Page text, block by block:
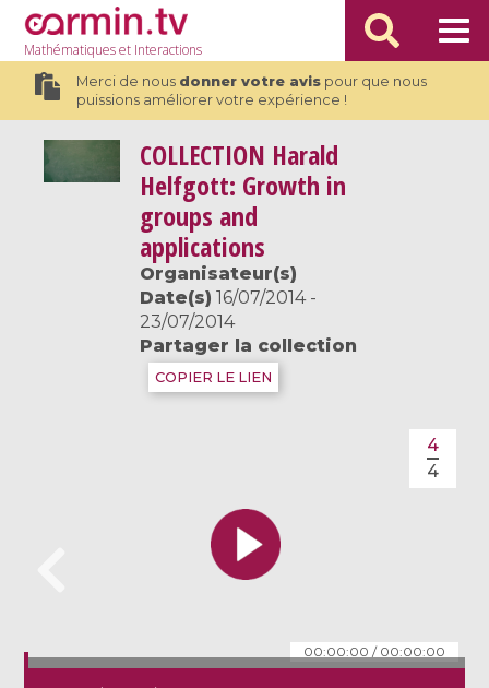
Mathématiqueset Interactions
Merci de nous donner votre avispour que nous
puissions améliorer votre expérience !
COLLECTION Harald
Helfgott: Growth in
groups and
applications
Organisateur(s)
Date(s) 16/07/2014 -
23/07/2014
Partager la collection
COPIER LE LIEN
00:00:00 / 00:00:00
4
4